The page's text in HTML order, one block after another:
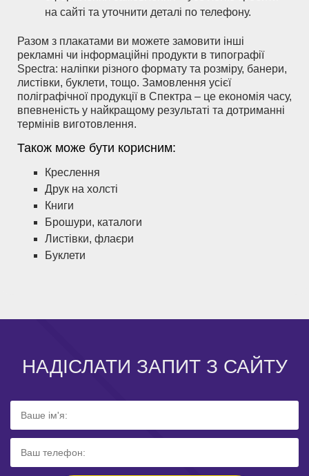
на сайті та уточнити деталі по телефону.
Разом з плакатами ви можете замовити інші
рекламні чи інформаційні продукти в типографії
Spectra: наліпки різного формату та розміру, банери,
листівки, буклети, тощо. Замовлення усієї
поліграфічної продукції в Спектра – це економія часу,
впевненість у найкращому результаті та дотриманні
термінів виготовлення.
Також може бути корисним:
Креслення
Друк на холсті
Книги
Брошури, каталоги
Листівки, флаєри
Буклети
НАДІСЛАТИ ЗАПИТ З САЙТУ